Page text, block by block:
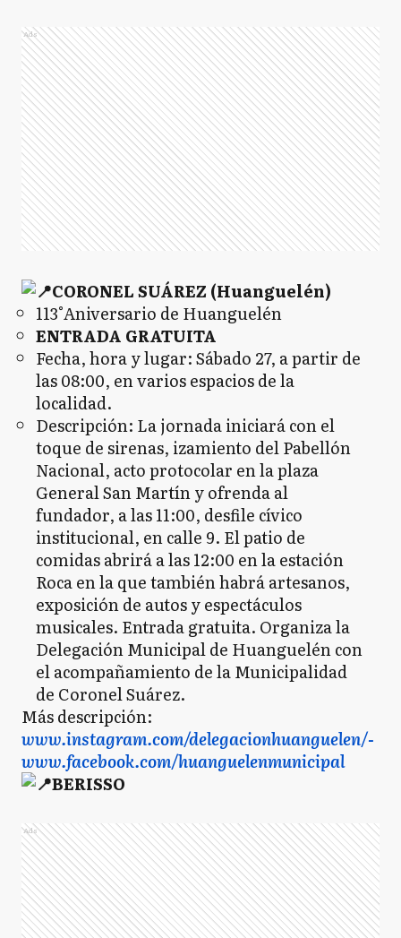
Ads
CORONEL SUÁREZ (Huanguelén)
113°Aniversario de Huanguelén
ENTRADA GRATUITA
Fecha, hora y lugar: Sábado 27, a partir de
las 08:00, en varios espacios de la
localidad.
Descripción: La jornada iniciará con el
toque de sirenas, izamiento del Pabellón
Nacional, acto protocolar en la plaza
General San Martín y ofrenda al
fundador, a las 11:00, desfile cívico
institucional, en calle 9. El patio de
comidas abrirá a las 12:00 en la estación
Roca en la que también habrá artesanos,
exposición de autos y espectáculos
musicales. Entrada gratuita. Organiza la
Delegación Municipal de Huanguelén con
el acompañamiento de la Municipalidad
de Coronel Suárez.
Más descripción:
www.instagram.com/delegacionhuanguelen/-
www.facebook.com/huanguelenmunicipal
BERISSO
Ads